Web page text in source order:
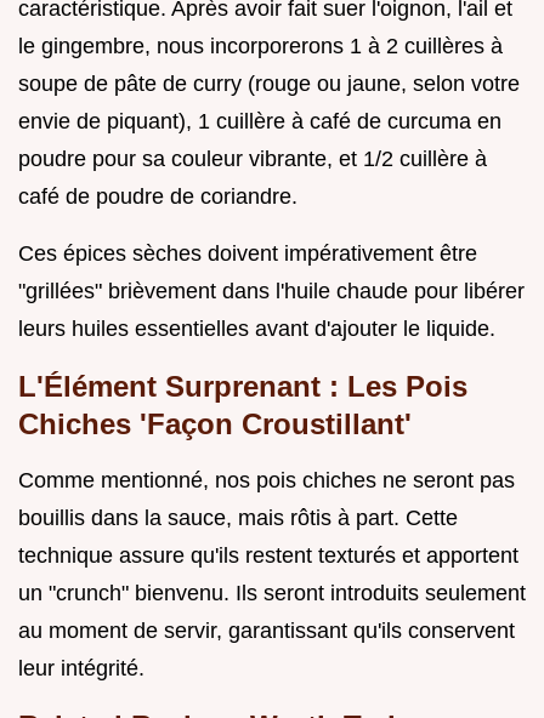
caractéristique. Après avoir fait suer l'oignon, l'ail et
le gingembre, nous incorporerons 1 à 2 cuillères à
soupe de pâte de curry (rouge ou jaune, selon votre
envie de piquant), 1 cuillère à café de curcuma en
poudre pour sa couleur vibrante, et 1/2 cuillère à
café de poudre de coriandre.
Ces épices sèches doivent impérativement être
"grillées" brièvement dans l'huile chaude pour libérer
leurs huiles essentielles avant d'ajouter le liquide.
L'Élément Surprenant : Les Pois
Chiches 'Façon Croustillant'
Comme mentionné, nos pois chiches ne seront pas
bouillis dans la sauce, mais rôtis à part. Cette
technique assure qu'ils restent texturés et apportent
un "crunch" bienvenu. Ils seront introduits seulement
au moment de servir, garantissant qu'ils conservent
leur intégrité.